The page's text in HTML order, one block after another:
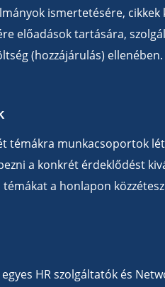
ismertetésére,
előadások tartására,
(hozzájárulás) ellenében.
témákra munkacsoportok
a konkrét érdeklődést
a honlapon
HR szolgáltatók és